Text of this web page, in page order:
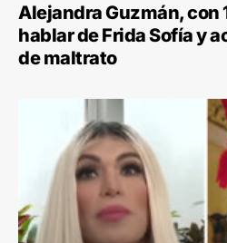
Alejandra Guzmán, con
hablar de Frida Sofía y
de maltrato